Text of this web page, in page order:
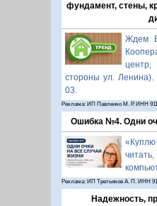
фундамент, стены,
Ждем
стороны ул.
03.
Реклама: ИП Павленко М. Р. ИНН
Ошибка №4. Одни
«Куплю
Реклама: ИП Третьяков А. П. ИНН
Надежность,